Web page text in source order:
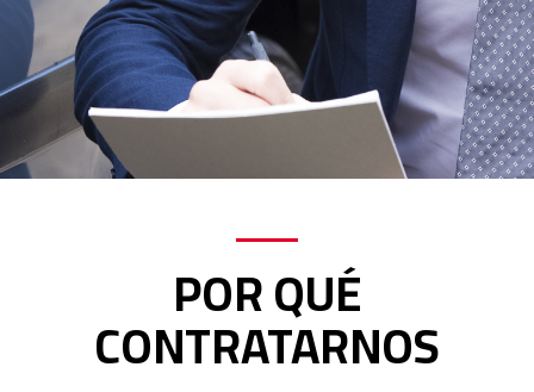
POR QUÉ
CONTRATARNOS